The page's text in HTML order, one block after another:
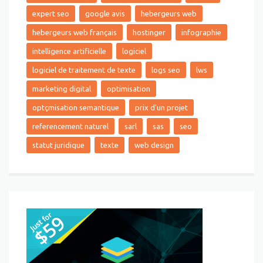
expert seo google avis hebergeurs web
hebergeurs web français hostinger infographie
intelligence artificielle logiciel
logiciel de traitement de texte logs seo lws
marketing digital optimisation
optçmisation semantique prix d'un projet
referencement naturel sarl sas seo
statut juridique texte web design